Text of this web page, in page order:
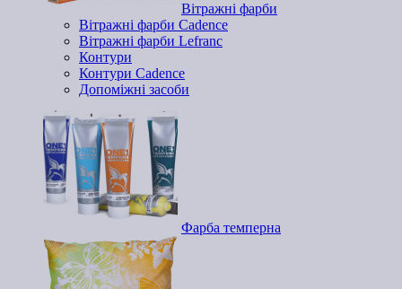
Вітражні фарби
Вітражні фарби Cadence
Вітражні фарби Lefranc
Контури
Контури Cadence
Допоміжні засоби
Фарба темперна